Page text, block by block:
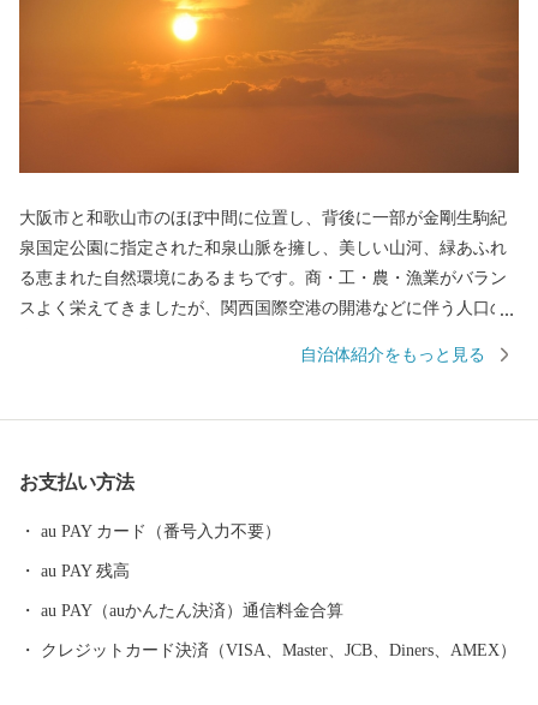
大阪市と和歌山市のほぼ中間に位置し、背後に一部が金剛生駒紀
泉国定公園に指定された和泉山脈を擁し、美しい山河、緑あふれ
る恵まれた自然環境にあるまちです。商・工・農・漁業がバラン
スよく栄えてきましたが、関西国際空港の開港などに伴う人口の
由来は、中世以来の村名「佐野」に旧国名和泉を冠したもので、
みさのし）が誕生し、昭和29年、南中通村、日根野村、長滝村、
上之郷村、大土村の5カ村が合併し、現在の市域が形成されていま
し、世界と日本を結ぶ玄関都市として、21世紀にふさわしい国際
都市をめざしてまちづくりに取り組んでいます。
自治体紹介をもっと見る
お支払い方法
au PAY カード（番号入力不要）
au PAY 残高
au PAY（auかんたん決済）通信料金合算
クレジットカード決済（VISA、Master、JCB、Diners、AMEX）